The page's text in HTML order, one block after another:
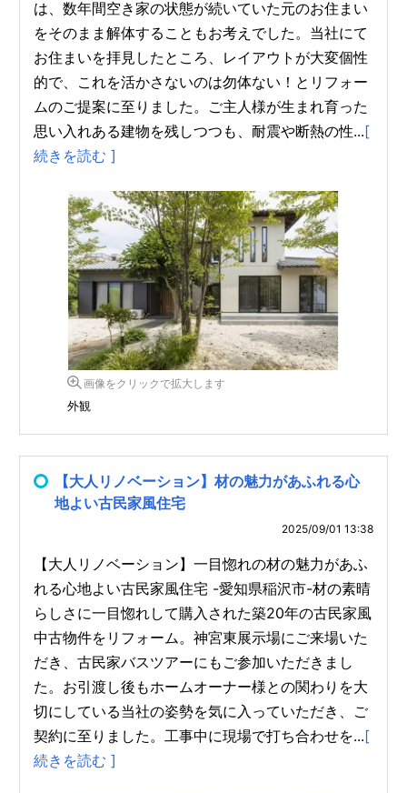
は、数年間空き家の状態が続いていた元のお住まい
をそのまま解体することもお考えでした。当社にて
お住まいを拝見したところ、レイアウトが大変個性
的で、これを活かさないのは勿体ない！とリフォー
ムのご提案に至りました。ご主人様が生まれ育った
思い入れある建物を残しつつも、耐震や断熱の性...[
続きを読む ]
画像をクリックで拡大します
外観
【大人リノベーション】材の魅力があふれる心
地よい古民家風住宅
2025/09/01 13:38
【大人リノベーション】一目惚れの材の魅力があふ
れる心地よい古民家風住宅 -愛知県稲沢市-材の素晴
らしさに一目惚れして購入された築20年の古民家風
中古物件をリフォーム。神宮東展示場にご来場いた
だき、古民家バスツアーにもご参加いただきまし
た。お引渡し後もホームオーナー様との関わりを大
切にしている当社の姿勢を気に入っていただき、ご
契約に至りました。工事中に現場で打ち合わせを...[
続きを読む ]